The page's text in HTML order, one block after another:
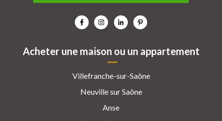
Acheter une maison ou un appartement
Villefranche-sur-Saône
Neuville sur Saône
Anse